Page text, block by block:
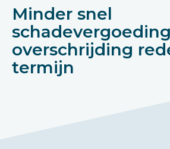
Minder snel
overschrijding
termijn